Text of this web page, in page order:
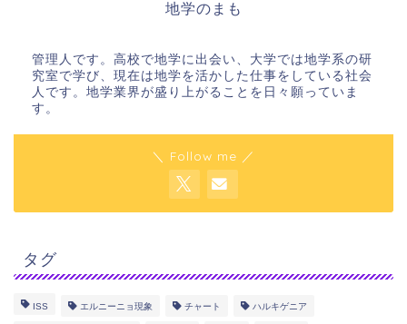
地学のまも
管理人です。高校で地学に出会い、大学では地学系の研
究室で学び、現在は地学を活かした仕事をしている社会
人です。地学業界が盛り上がることを日々願っていま
す。
＼ Follow me ／
タグ
ISS エルニーニョ現象 チャート ハルキゲニア